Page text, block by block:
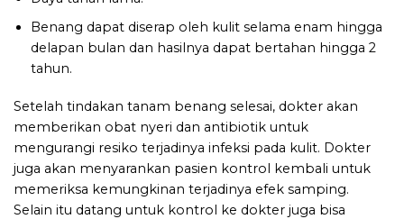
Benang dapat diserap oleh kulit selama enam hingga
delapan bulan dan hasilnya dapat bertahan hingga 2
tahun.
Setelah tindakan tanam benang selesai, dokter akan
memberikan obat nyeri dan antibiotik untuk
mengurangi resiko terjadinya infeksi pada kulit. Dokter
juga akan menyarankan pasien kontrol kembali untuk
memeriksa kemungkinan terjadinya efek samping.
Selain itu datang untuk kontrol ke dokter juga bisa